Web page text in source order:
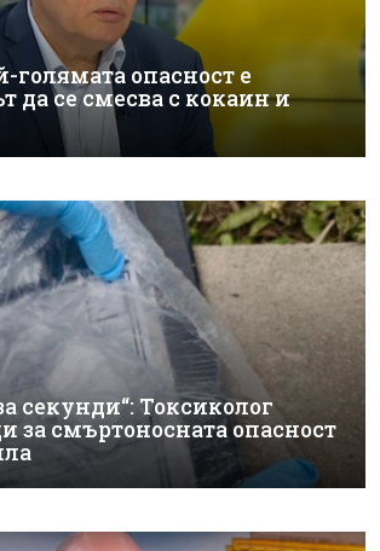
голямата опасност е
да се смесва с кокаин и
секунди“: Токсиколог
за смъртоносната опасност